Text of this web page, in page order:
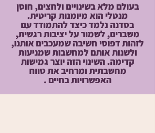
בעולם מלא בשינויים ולחצים, חוסן
מנטלי הוא מיומנות קריטית.
בסדנה נלמד כיצד להתמודד עם
משברים, לשמור על יציבות רגשית,
לזהות דפוסי חשיבה שמעכבים אותנו,
ולשנות אותם למחשבות שמניעות
קדימה. השינוי הזה יוצר גמישות
מחשבתית ומרחיב את טווח
האפשרויות בחיים .